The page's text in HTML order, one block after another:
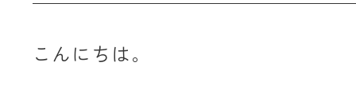
こんにちは。